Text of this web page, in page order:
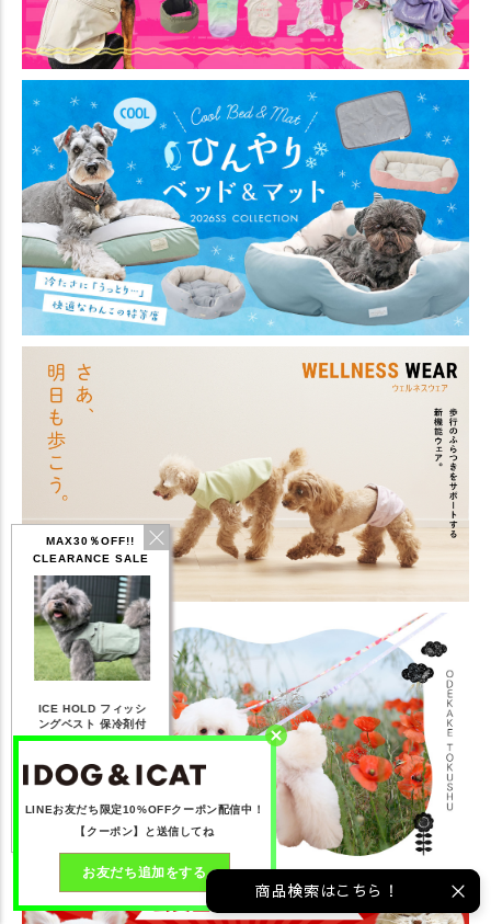
MAX30％OFF!!
CLEARANCE SALE
IDOG ICE HOLD ネ
ッククーラー 保冷剤
付
円(税込み)
詳しく見る
テックタンク 遮熱
UVカット
【20％OFF】2,200
円(税込み)
詳しく見る
リフレッシングバンダ
ナ
【20％OFF】1,144
円(税込み)
詳しく見る
LINEお友だち限定10%OFFクーポン配信中！
【クーポン】と送信してね
お友だち追加をする
商品検索はこちら！